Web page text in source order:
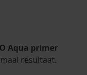
Aqua primer
resultaat.